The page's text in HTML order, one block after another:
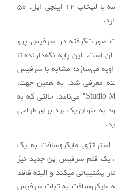
که این تبلت هیبریدی در مقایسه با لپ‌تاپ ۱۲ اینچی اپل، ۵۰
صورت‌گرفته در سرفیس پرو
است. این پایه نگه‌دارنده تا
می‌سازد؛ مشابه با سرفیس
معرفی شد. به همین جهت،
مایکروسافت این حالت را “Studio Mode” می‌نامد. حالتی که به
به عنوان یک برد برای طراحی
استراتژی مایکروسافت به یک
یک قلم سرفیس پن جدید نیز
وجود دارد که از ۴۰۹۶ سطح فشار پشتیبانی می‎کند و البته فاقد
مایکروسافت به تبلت سرفیس